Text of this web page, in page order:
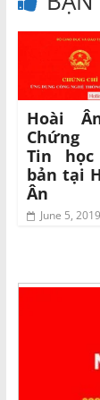
Hoài
Chứng
Tin học
bản tại
Ân
June 5, 2019